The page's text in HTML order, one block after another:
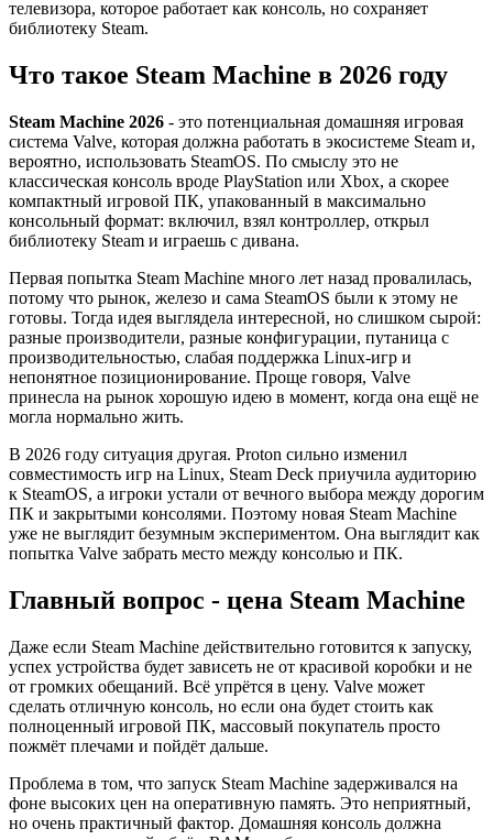
телевизора, которое работает как консоль, но сохраняет
библиотеку Steam.
Что такое Steam Machine в 2026 году
Steam Machine 2026 - это потенциальная домашняя игровая
система Valve, которая должна работать в экосистеме Steam и,
вероятно, использовать SteamOS. По смыслу это не
классическая консоль вроде PlayStation или Xbox, а скорее
компактный игровой ПК, упакованный в максимально
консольный формат: включил, взял контроллер, открыл
библиотеку Steam и играешь с дивана.
Первая попытка Steam Machine много лет назад провалилась,
потому что рынок, железо и сама SteamOS были к этому не
готовы. Тогда идея выглядела интересной, но слишком сырой:
разные производители, разные конфигурации, путаница с
производительностью, слабая поддержка Linux-игр и
непонятное позиционирование. Проще говоря, Valve
принесла на рынок хорошую идею в момент, когда она ещё не
могла нормально жить.
В 2026 году ситуация другая. Proton сильно изменил
совместимость игр на Linux, Steam Deck приучила аудиторию
к SteamOS, а игроки устали от вечного выбора между дорогим
ПК и закрытыми консолями. Поэтому новая Steam Machine
уже не выглядит безумным экспериментом. Она выглядит как
попытка Valve забрать место между консолью и ПК.
Главный вопрос - цена Steam Machine
Даже если Steam Machine действительно готовится к запуску,
успех устройства будет зависеть не от красивой коробки и не
от громких обещаний. Всё упрётся в цену. Valve может
сделать отличную консоль, но если она будет стоить как
полноценный игровой ПК, массовый покупатель просто
пожмёт плечами и пойдёт дальше.
Проблема в том, что запуск Steam Machine задерживался на
фоне высоких цен на оперативную память. Это неприятный,
но очень практичный фактор. Домашняя консоль должна